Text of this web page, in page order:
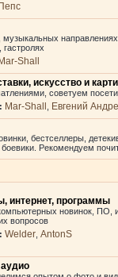
Пепс
гастролях
Mar-Shall
искусство и
советуем
Mar-Shall
Евгений
бестселлеры,
Рекомендуем
интернет, программы
новинок, ПО,
вопросов
Welder AntonS